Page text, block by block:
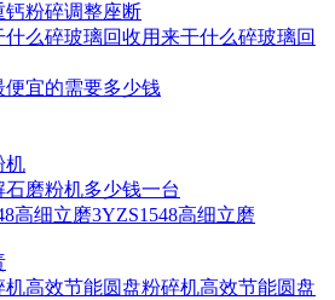
钙粉碎调整座断
么碎玻璃回收用来干什么碎玻璃回
宜的需要多少钱
机
磨粉机多少钱一台
高细立磨3YZS1548高细立磨
高效节能圆盘粉碎机高效节能圆盘